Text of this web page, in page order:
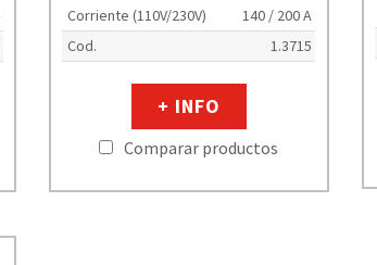
Corriente (110V/230V)
140 / 200 A
Cod.
1.3715
+ INFO
Comparar productos